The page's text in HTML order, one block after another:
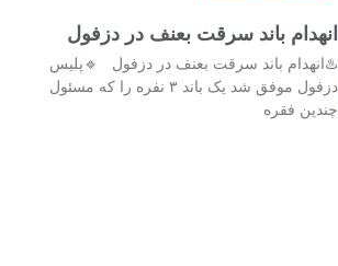
انهدام باند سرقت بعنف در دزفول
♨️انهدام باند سرقت بعنف در دزفول 🔹پلیس
دزفول موفق شد یک باند ۳ نفره را که مسئول
چندین فقره